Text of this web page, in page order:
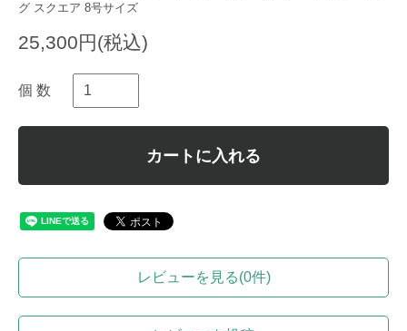
グ スクエア 8号サイズ
25,300円(税込)
個 数
カートに入れる
レビューを見る(0件)